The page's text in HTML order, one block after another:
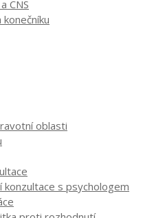
CNS
oblasti
konzultace s psychologem